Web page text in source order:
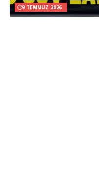
9 TEMMUZ 2026